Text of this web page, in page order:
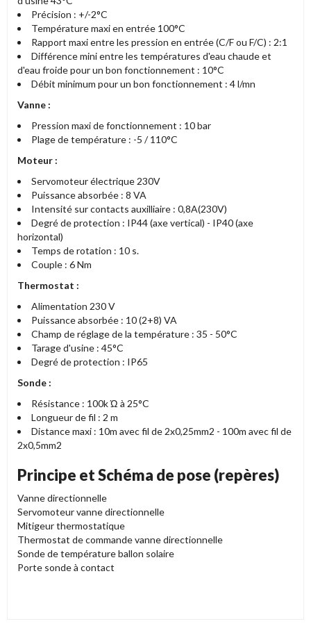
Précision : +/-2°C
Température maxi en entrée 100°C
Rapport maxi entre les pression en entrée (C/F ou F/C) : 2:1
Différence mini entre les températures d'eau chaude et
d'eau froide pour un bon fonctionnement : 10°C
Débit minimum pour un bon fonctionnement : 4 l/mn
Vanne :
Pression maxi de fonctionnement : 10 bar
Plage de température : -5 / 110°C
Moteur :
Servomoteur électrique 230V
Puissance absorbée : 8 VA
Intensité sur contacts auxilliaire : 0,8A(230V)
Degré de protection : IP44 (axe vertical) - IP40 (axe
horizontal)
Temps de rotation : 10 s.
Couple : 6 Nm
Thermostat :
Alimentation 230 V
Puissance absorbée : 10 (2+8) VA
Champ de réglage de la température : 35 - 50°C
Tarage d'usine : 45°C
Degré de protection : IP65
Sonde :
Résistance : 100k Ώ à 25°C
Longueur de fil : 2 m
Distance maxi : 10m avec fil de 2x0,25mm2 - 100m avec fil de
2x0,5mm2
Principe et Schéma de pose (repères)
Vanne directionnelle
Servomoteur vanne directionnelle
Mitigeur thermostatique
Thermostat de commande vanne directionnelle
Sonde de température ballon solaire
Porte sonde à contact